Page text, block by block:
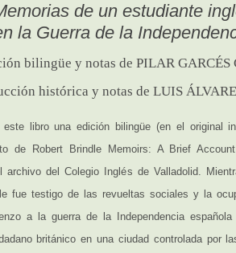
de un estudiante
la Guerra de la
bilingüe y notas de PILAR GARCÉS
histórica y notas de LUIS
este libro una edición bilingüe (en el original
de Robert Brindle Memoirs: A Brief
archivo del Colegio Inglés de Valladolid.
fue testigo de las revueltas sociales y la
a la guerra de la Independencia española
británico en una ciudad controlada por